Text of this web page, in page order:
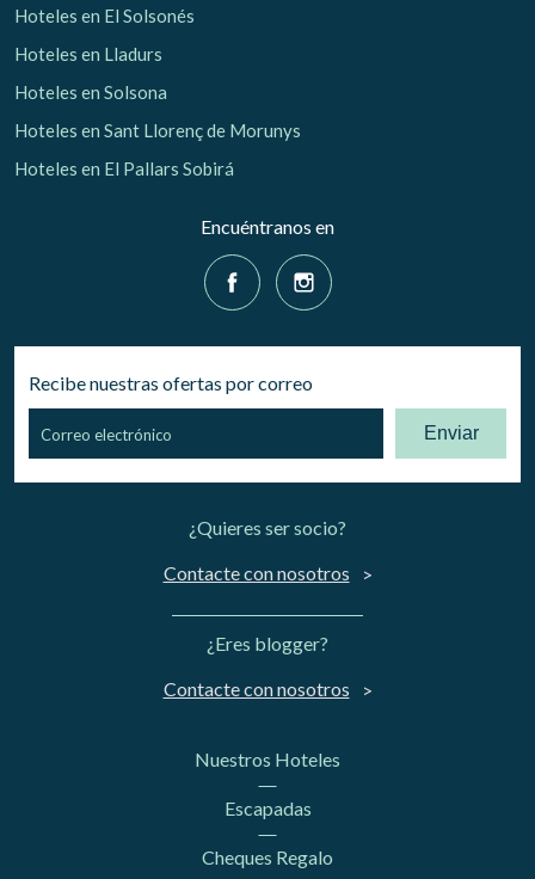
Hoteles en El Solsonés
Hoteles en Lladurs
Hoteles en Solsona
Hoteles en Sant Llorenç de Morunys
Hoteles en El Pallars Sobirá
Encuéntranos en
Recibe nuestras ofertas por correo
Enviar
¿Quieres ser socio?
Contacte con nosotros
¿Eres blogger?
Contacte con nosotros
Nuestros Hoteles
Escapadas
Cheques Regalo